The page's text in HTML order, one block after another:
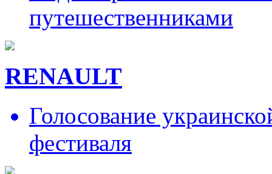
путешественниками
RENAULT
Голосование
фестиваля